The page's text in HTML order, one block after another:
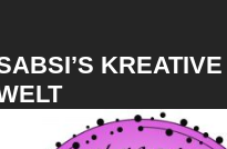
KREATIVE